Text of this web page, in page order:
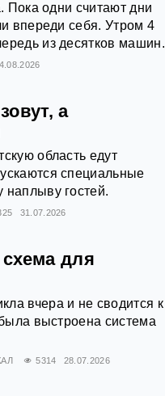
Пока одни считают дни
впереди себя. Утром 4
из десятков машин.
а
область едут
специальные
наплыву гостей.
31.07.2026
для
вчера и не сводится к
выстроена система
5314 28.07.2026